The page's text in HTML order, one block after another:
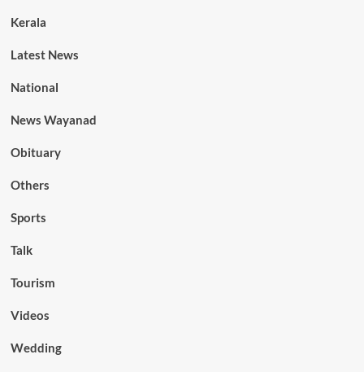
Kerala
Latest News
National
News Wayanad
Obituary
Others
Sports
Talk
Tourism
Videos
Wedding